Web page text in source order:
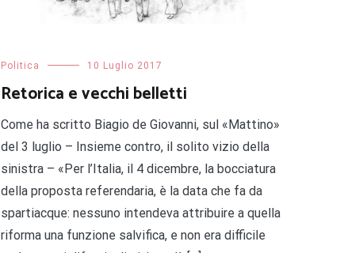
Politica 10 Luglio 2017
Retorica e vecchi belletti
Come ha scritto Biagio de Giovanni, sul «Mattino»
del 3 luglio – Insieme contro, il solito vizio della
sinistra­­ – «Per l’Italia, il 4 dicembre, la bocciatura
della proposta referendaria, è la data che fa da
spartiacque: nessuno intendeva attribuire a quella
riforma una funzione salvifica, e non era difficile